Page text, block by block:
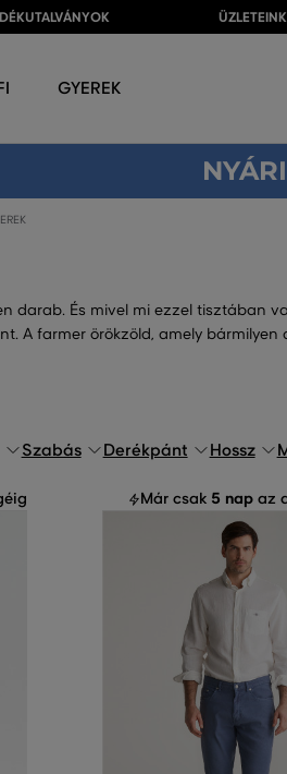
ÜZLETEINK
GYEREK
darab. És mivel mi ezzel tisztában
A farmer örökzöld, amely
Szabás Derékpánt Hossz
Már csak 5 nap az